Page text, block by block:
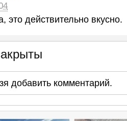
это действительно вкусно.
добавить комментарий.